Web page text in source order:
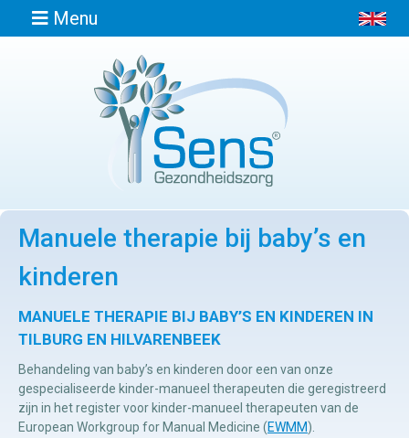
Menu
Afspraak
Locaties
Contact
Osteopathie
Manuele therapie bij baby’s en
kinderen
MANUELE THERAPIE BIJ BABY’S EN KINDEREN IN
TILBURG EN HILVARENBEEK
Behandeling van baby’s en kinderen door een van onze
gespecialiseerde kinder-manueel therapeuten die geregistreerd
zijn in het register voor kinder-manueel therapeuten van de
European Workgroup for Manual Medicine (EWMM).